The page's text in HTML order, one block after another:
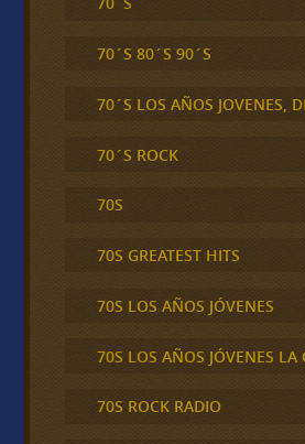
70´S 80´S 90´S
70´S LOS AÑOS JOVENES,
70´S ROCK
70S
70S GREATEST HITS
70S LOS AÑOS JÓVENES
70S LOS AÑOS JÓVENES LA
70S ROCK RADIO